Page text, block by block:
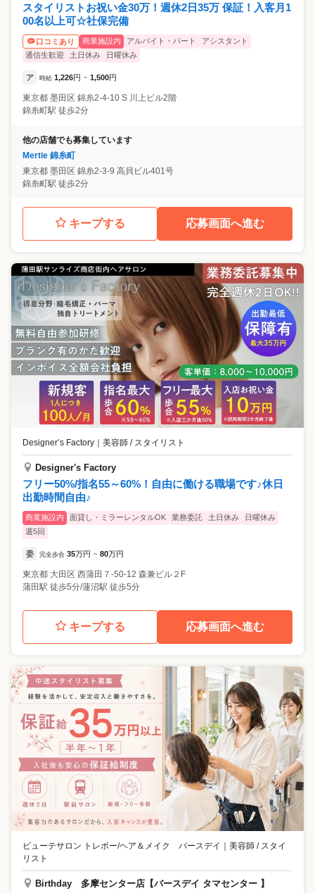
スタイリストお祝い金30万！週休2日35万 保証！入客月1
00名以上可☆社保完備
口コミあり 商業施設内 アルバイト・パート
アシスタント
通信生歓迎
土日休み 日曜休み
ア 時給 1,226円 ~ 1,500円
東京都 墨田区 錦糸2-4-10 S 川上ビル2階
錦糸町駅 徒歩2分
他の店舗でも募集しています
Mertie 錦糸町
東京都 墨田区 錦糸2-3-9 高貝ビル401号
錦糸町駅 徒歩2分
キープする 応募画面へ進む
Designer’s Factory 美容師 / スタイリスト
Designer's Factory
フリー50%/指名55～60%！自由に働ける職場です♪休日
出勤時間自由♪
商業施設内 面貸し・ミラーレンタルOK 業務委託 土日休み
日曜休み
週5回
委 完全歩合 35万円 ~ 80万円
東京都 大田区 西蒲田７-50-12 森兼ビル２F
蒲田駅 徒歩5分/蓮沼駅 徒歩5分
キープする 応募画面へ進む
ビューテサロン トレボー/ヘア＆メイク バースデイ
美容師 / スタイ
リスト
Birthday 多摩センター店【バースデイ タマセンター 】